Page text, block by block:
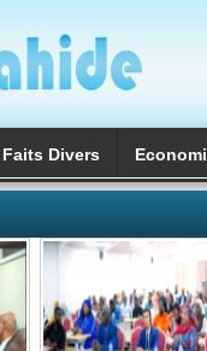
Faits Divers